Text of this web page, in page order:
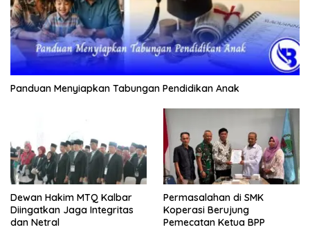
Panduan Menyiapkan Tabungan Pendidikan Anak
Dewan Hakim MTQ Kalbar
Diingatkan Jaga Integritas
dan Netral
Permasalahan di SMK
Koperasi Berujung
Pemecatan Ketua BPP